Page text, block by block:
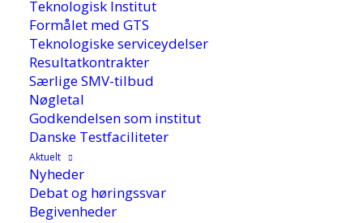
Teknologisk Institut
Formålet med GTS
Teknologiske serviceydelser
Resultatkontrakter
Særlige SMV-tilbud
Nøgletal
Godkendelsen som institut
Danske Testfaciliteter
Aktuelt
Nyheder
Debat og høringssvar
Begivenheder
20. januar 2021
I sidste uge blev det offentliggjort, hvilke nye